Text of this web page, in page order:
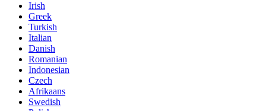
Irish
Greek
Turkish
Italian
Danish
Romanian
Indonesian
Czech
Afrikaans
Swedish